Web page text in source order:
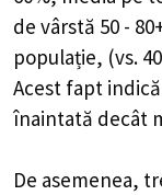
de vârstă 50 -
populație, (vs.
Acest fapt
înaintată decât
De asemenea,